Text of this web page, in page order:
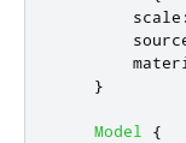
scale :
}
Model
{